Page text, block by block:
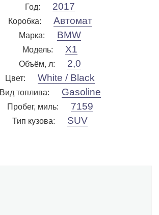
Год: 2017
Коробка: Автомат
Марка: BMW
Модель: X1
Объём, л: 2,0
Цвет: White / Black
Вид топлива: Gasoline
Пробег, миль: 7159
Тип кузова: SUV